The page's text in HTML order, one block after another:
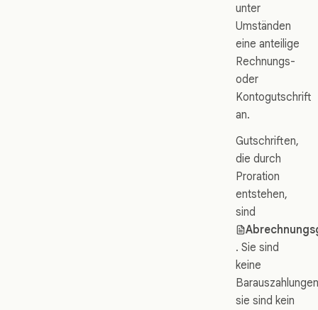
unter
Umständen
eine anteilige
Rechnungs-
oder
Kontogutschrift
an.
Gutschriften,
die durch
Proration
entstehen,
sind
. Sie sind
keine
sie sind kein